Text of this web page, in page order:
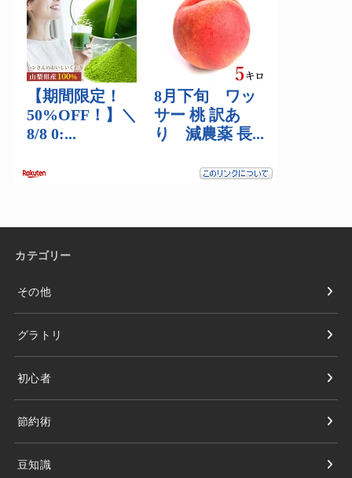
カテゴリー
その他
グラトリ
初心者
節約術
豆知識